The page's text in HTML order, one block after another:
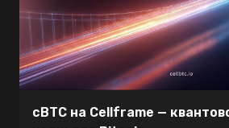
cBTC на Cellframe —